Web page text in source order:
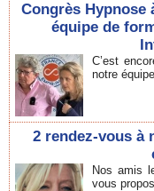
Congrès Hypnose
équipe de
C’est
notre
2 rendez-vous à
Nos amis
vous